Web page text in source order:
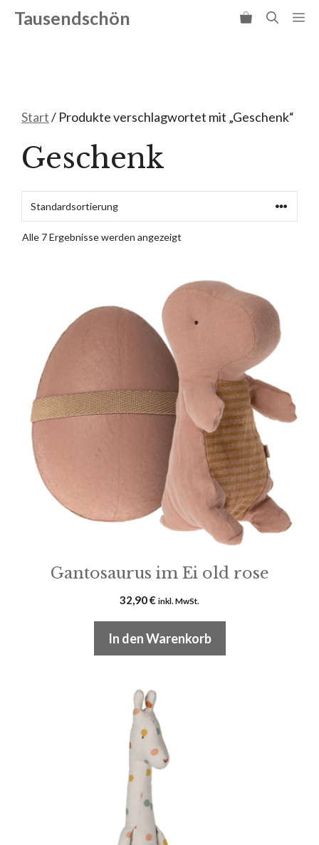
Zum
Inhalt
Tausendschön
Start/ Produkte verschlagwortet mit „Geschenk“
Geschenk
Alle 7 Ergebnisse werden angezeigt
Gantosaurus im Ei old rose
32,90€ inkl. MwSt.
In den Warenkorb